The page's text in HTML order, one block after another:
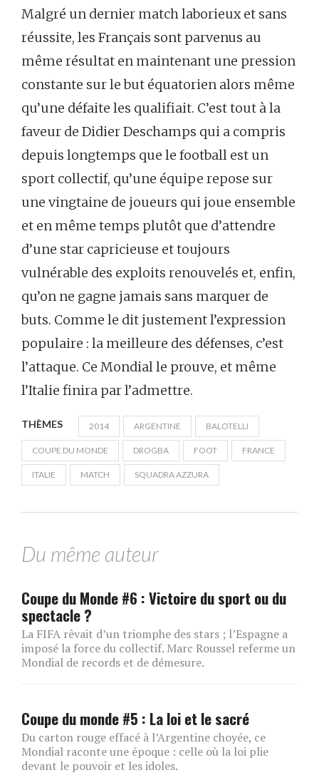
Malgré un dernier match laborieux et sans
réussite, les Français sont parvenus au
même résultat en maintenant une pression
constante sur le but équatorien alors même
qu’une défaite les qualifiait. C’est tout à la
faveur de Didier Deschamps qui a compris
depuis longtemps que le football est un
sport collectif, qu’une équipe repose sur
une vingtaine de joueurs qui joue ensemble
et en même temps plutôt que d’attendre
d’une star capricieuse et toujours
vulnérable des exploits renouvelés et, enfin,
qu’on ne gagne jamais sans marquer de
buts. Comme le dit justement l’expression
populaire : la meilleure des défenses, c’est
l’attaque. Ce Mondial le prouve, et même
l’Italie finira par l’admettre.
THÈMES 2014 ARGENTINE BALOTELLI
COUPE DU MONDE DROGBA FOOT FRANCE
ITALIE MATCH SQUADRA AZZURA
Du même auteur
Coupe du Monde #6 : Victoire du sport ou du
spectacle ?
La FIFA rêvait d’un triomphe des stars ; l’Espagne a
imposé la force du collectif. Marc Roussel referme un
Mondial de records et de démesure.
Coupe du monde #5 : La loi et le sacré
Du carton rouge effacé à l’Argentine choyée, ce
Mondial raconte une époque : celle où la loi plie
devant le pouvoir et les idoles.